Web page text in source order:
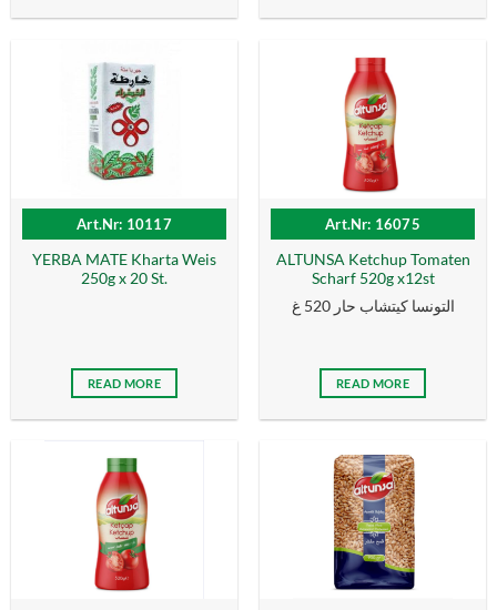
Art.Nr: 10117
YERBA MATE Kharta Weis
250g x 20 St.
READ MORE
Art.Nr: 16075
ALTUNSA Ketchup Tomaten
Scharf 520g x12st
التونسا كيتشاب حار 520 غ
READ MORE